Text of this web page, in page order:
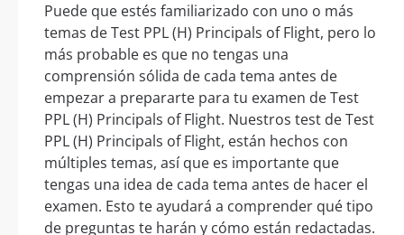
Puede que estés familiarizado con uno o más
temas de Test PPL (H) Principals of Flight, pero lo
más probable es que no tengas una
comprensión sólida de cada tema antes de
empezar a prepararte para tu examen de Test
PPL (H) Principals of Flight. Nuestros test de Test
PPL (H) Principals of Flight, están hechos con
múltiples temas, así que es importante que
tengas una idea de cada tema antes de hacer el
examen. Esto te ayudará a comprender qué tipo
de preguntas te harán y cómo están redactadas.